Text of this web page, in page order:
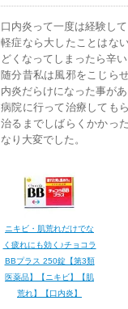
口内炎って一度は経験し
軽症なら大したことはな
どくなってしまったら辛
随分昔私は風邪をこじら
内炎だらけになった事が
病院に行って治療しても
治るまでしばらくかかっ
なり大変でした。
ニキビ・肌荒れだけでな
く疲れにも効く♪チョコラ
BBプラス 250錠【第3類
医薬品】【ニキビ】【肌
荒れ】【口内炎】